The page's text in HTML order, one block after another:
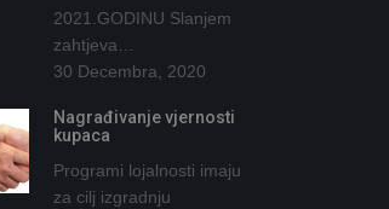
2021.GODINU Slanjem
zahtjeva…
30 Decembra, 2020
Nagrađivanje vjernosti
kupaca
Programi lojalnosti imaju
za cilj izgradnju